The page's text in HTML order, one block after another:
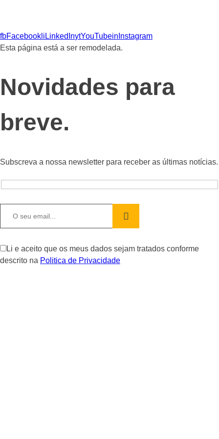
fbFacebook li LinkedInytYouTubein Instagram
Esta página está a ser remodelada.
Novidades para
breve.
Subscreva a nossa newsletter para receber as últimas notícias.
Li e aceito que os meus dados sejam tratados conforme
descrito na Politica de Privacidade